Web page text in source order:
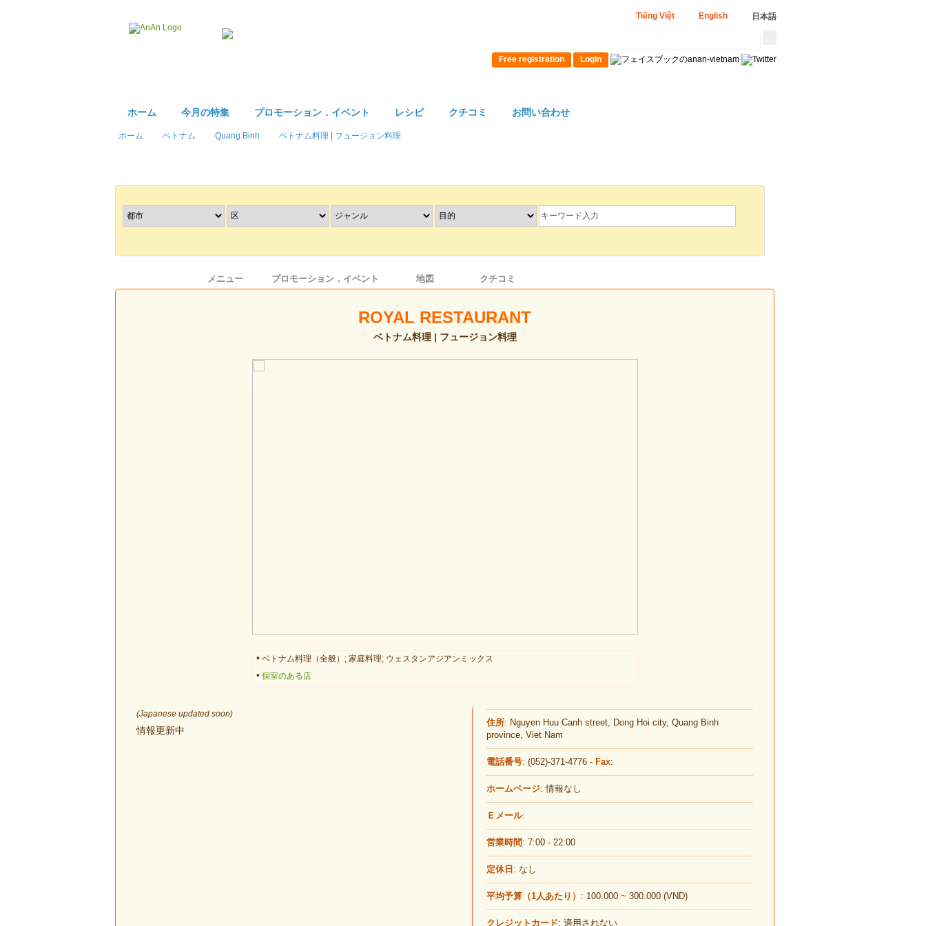
ホーム 今月の特集 プロモーション．イベント レシピ クチコミ お問い合わせ
日本語
English
Tiếng Việt
Free registration Login
ホーム ベトナム Quang Binh ベトナム料理 フュージョン料理
メニュー プロモーション．イベント 地図 クチコミ
ROYAL RESTAURANT
ベトナム料理 | フュージョン料理
• ベトナム料理（全般）; 家庭料理; ウェスタンアジアンミックス
• 個室のある店
(Japanese updated soon)
情報更新中
住所: Nguyen Huu Canh street, Dong Hoi city, Quang Binh
province, Viet Nam
電話番号: (052)-371-4776 - Fax:
ホームページ: 情報なし
Ｅメール:
営業時間 : 7:00 - 22:00
定休日 : なし
平均予算（1人あたり） : 100.000 ~ 300.000 (VND)
クレジットカード: 適用されない